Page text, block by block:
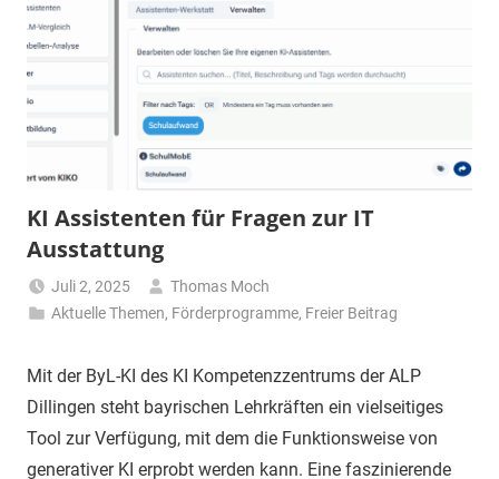
KI Assistenten für Fragen zur IT
Ausstattung
Juli 2, 2025
Thomas Moch
Aktuelle Themen, Förderprogramme, Freier Beitrag
Mit der ByL-KI des KI Kompetenzzentrums der ALP
Dillingen steht bayrischen Lehrkräften ein vielseitiges
Tool zur Verfügung, mit dem die Funktionsweise von
generativer KI erprobt werden kann. Eine faszinierende